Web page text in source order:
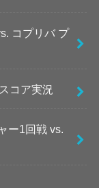
コプリバ プ
コア実況
ー1回戦 vs.